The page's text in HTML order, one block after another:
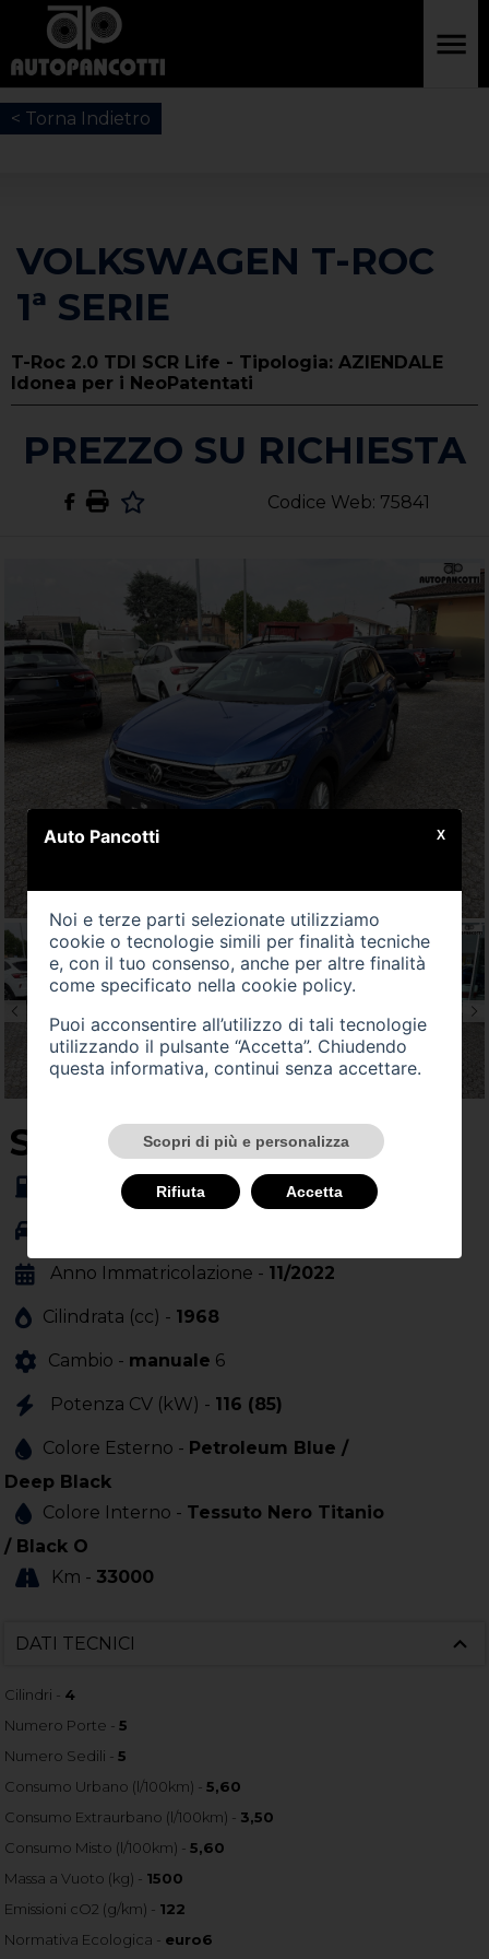
< Torna Indietro
Codice Web: 75841
VOLKSWAGEN T-ROC
1ª SERIE
T-Roc 2.0 TDI SCR Life - Tipologia: AZIENDALE
Idonea per i NeoPatentati
PREZZO SU RICHIESTA
SU QUEST'AUTO
Alimentazione -gasolio
Anno Immatricolazione - 11/2022
Cilindrata (cc) - 1968
Cambio - manuale 6
Potenza CV (kW) - 116 (85)
Colore Esterno - Petroleum Blue /
Deep Black
Colore Interno - Tessuto Nero Titanio
/ Black O
Km - 33000
DATI TECNICI
Cilindri - 4
Numero Porte -5
Numero Sedili -5
Consumo Urbano (l/100km) -5,60
Consumo Extraurbano (l/100km) - 3,50
Consumo Misto (l/100km) -5,60
Massa a Vuoto (kg) - 1500
Emissioni cO2 (g/km) - 122
Normativa Ecologica - euro6
Auto Pancotti
Noi e terze parti selezionate utilizziamo
cookie o tecnologie simili per finalità tecniche
e, con il tuo consenso, anche per altre finalità
come specificato nella cookie policy.
Puoi acconsentire all’utilizzo di tali tecnologie
utilizzando il pulsante “Accetta”. Chiudendo
questa informativa, continui senza accettare.
Scopri di più e personalizza
Rifiuta Accetta
X